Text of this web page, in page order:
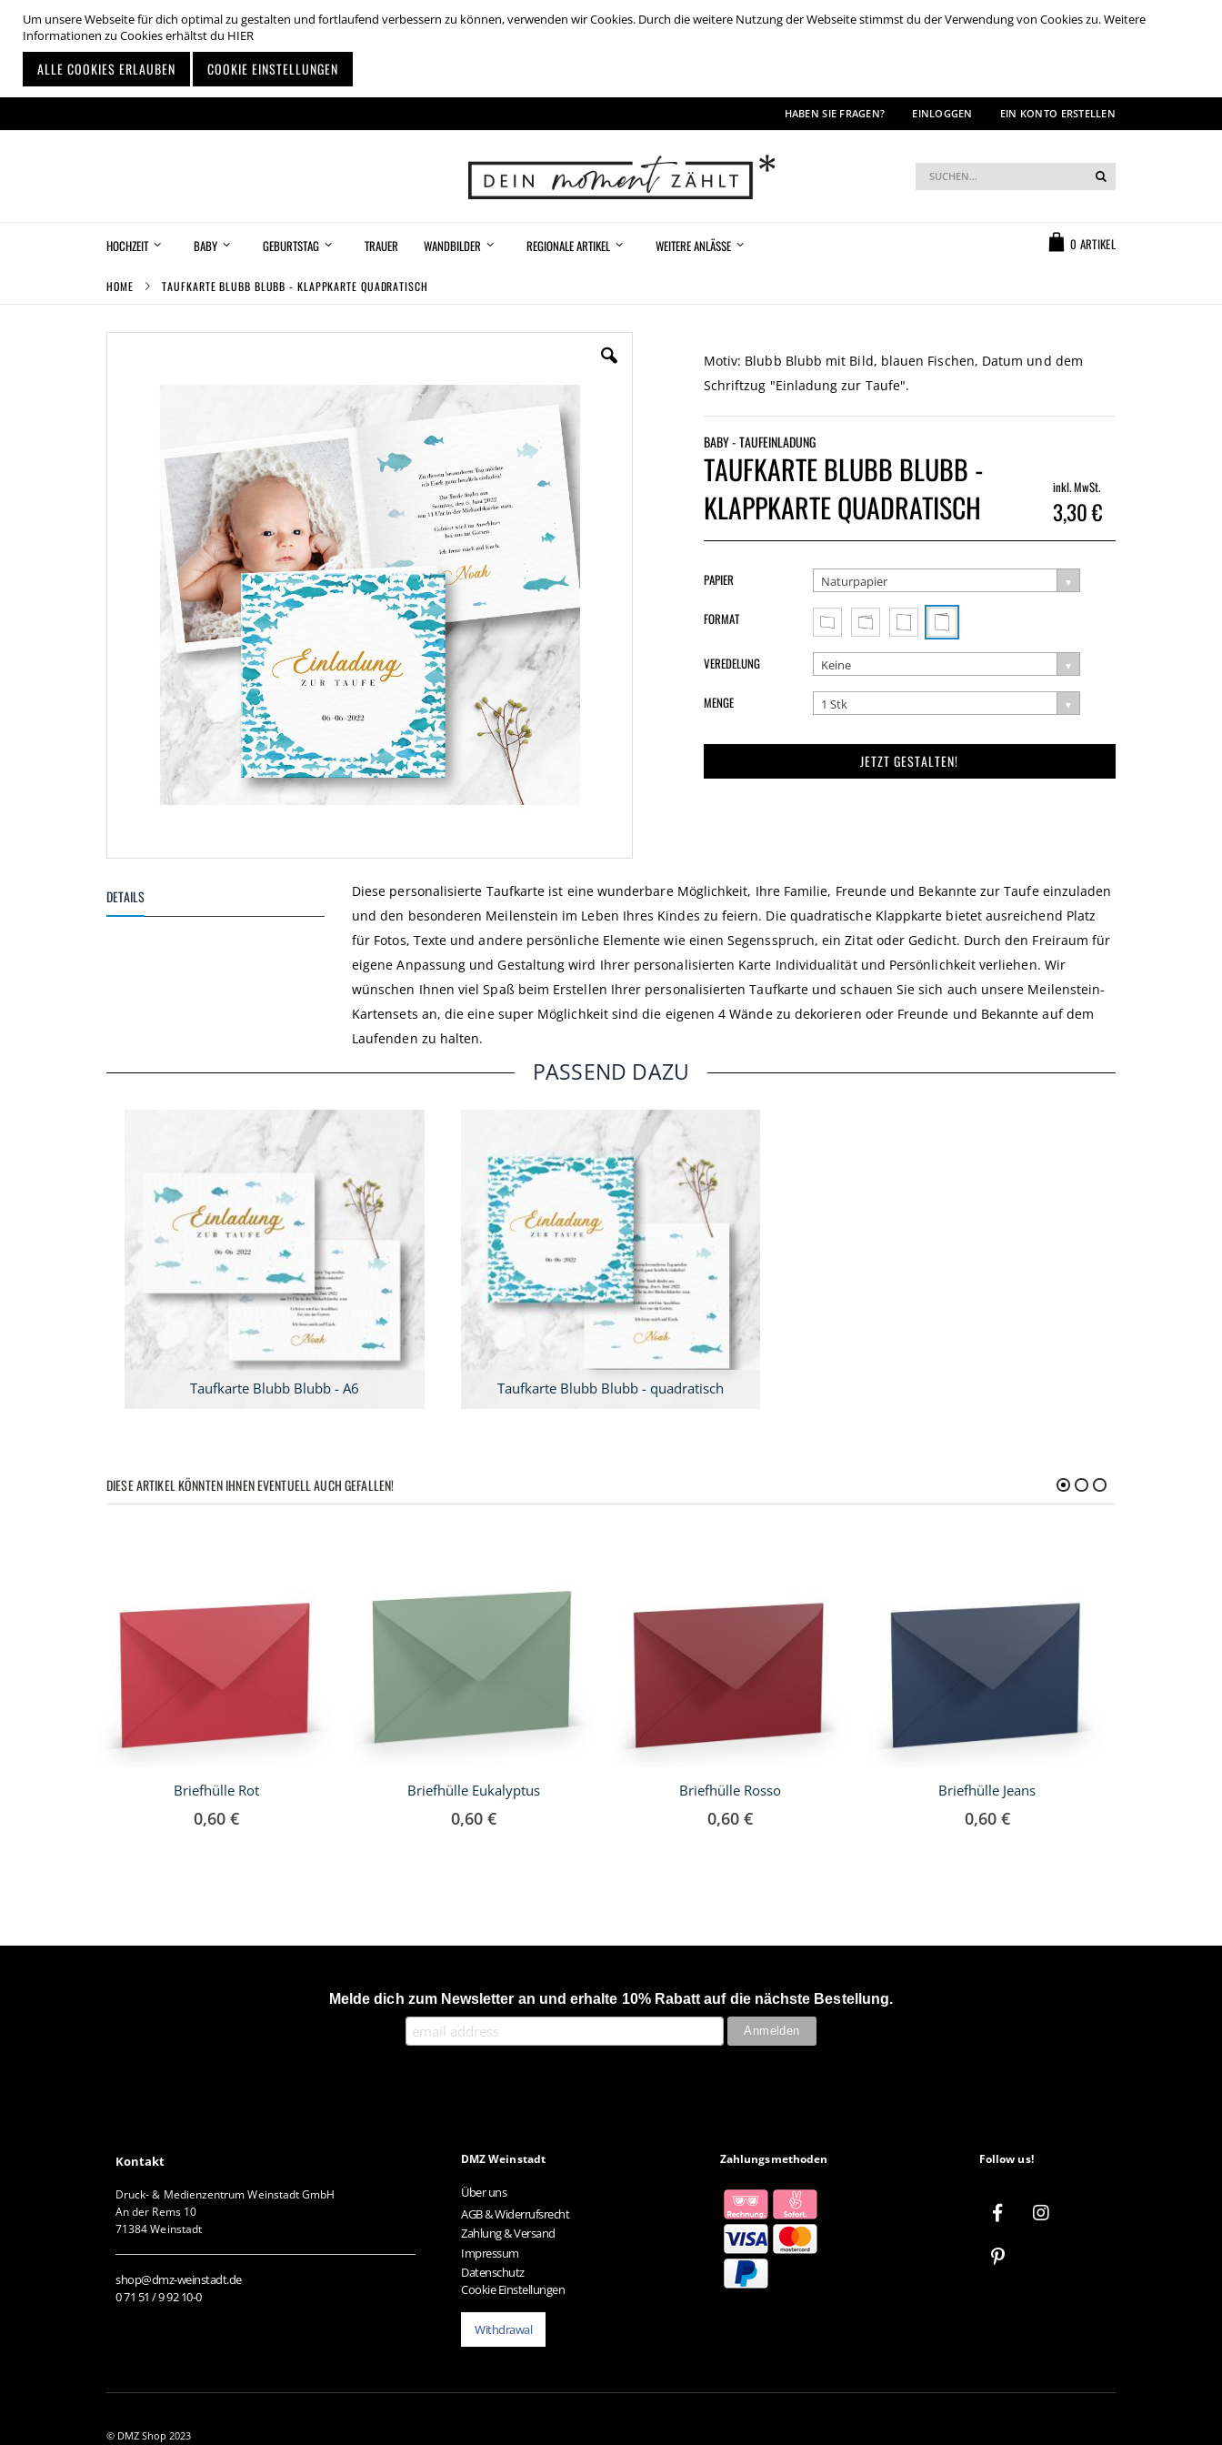
Um unsere Webseite für dich optimal zu gestalten und fortlaufend verbessern zu können, verwenden wir Cookies. Durch die weitere Nutzung der Webseite stimmst du der Verwendung von Cookies zu. Weitere
Informationen zu Cookies erhältst du HIER
ALLE COOKIES ERLAUBEN COOKIE EINSTELLUNGEN
Inhalt
HABEN SIE FRAGEN? EINLOGGEN EIN KONTO ERSTELLEN
0 ARTIKEL
Suche
HOCHZEIT BABY GEBURTSTAG TRAUER WANDBILDER REGIONALE ARTIKEL WEITERE ANLÄSSE
HOME TAUFKARTE BLUBB BLUBB - KLAPPKARTE QUADRATISCH
der
Bildgalerie
Motiv: Blubb Blubb mit Bild, blauen Fischen, Datum und dem
Schriftzug "Einladung zur Taufe".
BABY - TAUFEINLADUNG
TAUFKARTE BLUBB BLUBB -
KLAPPKARTE QUADRATISCH
inkl. MwSt.
3,30 €
MENGE 1 Stk
PAPIER Naturpapier
FORMAT
VEREDELUNG Keine
JETZT GESTALTEN!
DETAILS
Diese personalisierte Taufkarte ist eine wunderbare Möglichkeit, Ihre Familie, Freunde und Bekannte zur Taufe einzuladen
und den besonderen Meilenstein im Leben Ihres Kindes zu feiern. Die quadratische Klappkarte bietet ausreichend Platz
für Fotos, Texte und andere persönliche Elemente wie einen Segensspruch, ein Zitat oder Gedicht. Durch den Freiraum für
eigene Anpassung und Gestaltung wird Ihrer personalisierten Karte Individualität und Persönlichkeit verliehen. Wir
wünschen Ihnen viel Spaß beim Erstellen Ihrer personalisierten Taufkarte und schauen Sie sich auch unsere Meilenstein-
Kartensets an, die eine super Möglichkeit sind die eigenen 4 Wände zu dekorieren oder Freunde und Bekannte auf dem
Laufenden zu halten.
PASSEND DAZU
Taufkarte Blubb Blubb - A6 Taufkarte Blubb Blubb - quadratisch
DIESE ARTIKEL KÖNNTEN IHNEN EVENTUELL AUCH GEFALLEN!
Briefhülle Rot
0,60 €
Briefhülle Eukalyptus
0,60 €
Briefhülle Rosso
0,60 €
Briefhülle Jeans
0,60 €
Melde dich zum Newsletter an und erhalte 10% Rabatt auf die nächste Bestellung.
Kontakt
Druck- & Medienzentrum Weinstadt GmbH
An der Rems 10
71384 Weinstadt
shop@dmz-weinstadt.de
0 71 51 / 9 92 10-0
DMZ Weinstadt
Über uns
AGB & Widerrufsrecht
Zahlung & Versand
Impressum
Datenschutz
Cookie Einstellungen
Withdrawal
Zahlungsmethoden Follow us!
© DMZ Shop 2023